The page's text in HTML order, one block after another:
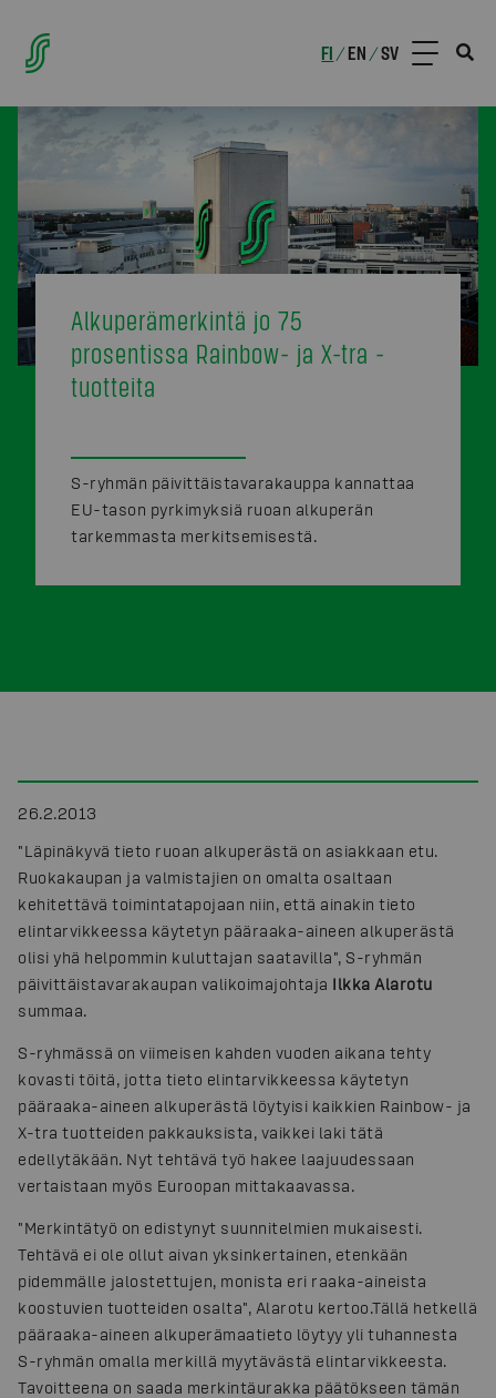
FI /EN /SV
Alkuperämerkintä jo 75
prosentissa Rainbow- ja X-tra -
tuotteita
S-ryhmän päivittäistavarakauppa kannattaa
EU-tason pyrkimyksiä ruoan alkuperän
tarkemmasta merkitsemisestä.
26.2.2013
"Läpinäkyvä tieto ruoan alkuperästä on asiakkaan etu.
Ruokakaupan ja valmistajien on omalta osaltaan
kehitettävä toimintatapojaan niin, että ainakin tieto
elintarvikkeessa käytetyn pääraaka-aineen alkuperästä
olisi yhä helpommin kuluttajan saatavilla", S-ryhmän
päivittäistavarakaupan valikoimajohtaja Ilkka Alarotu
summaa.
S-ryhmässä on viimeisen kahden vuoden aikana tehty
kovasti töitä, jotta tieto elintarvikkeessa käytetyn
pääraaka-aineen alkuperästä löytyisi kaikkien Rainbow- ja
X-tra tuotteiden pakkauksista, vaikkei laki tätä
edellytäkään. Nyt tehtävä työ hakee laajuudessaan
vertaistaan myös Euroopan mittakaavassa.
"Merkintätyö on edistynyt suunnitelmien mukaisesti.
Tehtävä ei ole ollut aivan yksinkertainen, etenkään
pidemmälle jalostettujen, monista eri raaka-aineista
koostuvien tuotteiden osalta", Alarotu kertoo.Tällä hetkellä
pääraaka-aineen alkuperämaatieto löytyy yli tuhannesta
S-ryhmän omalla merkillä myytävästä elintarvikkeesta.
Tavoitteena on saada merkintäurakka päätökseen tämän